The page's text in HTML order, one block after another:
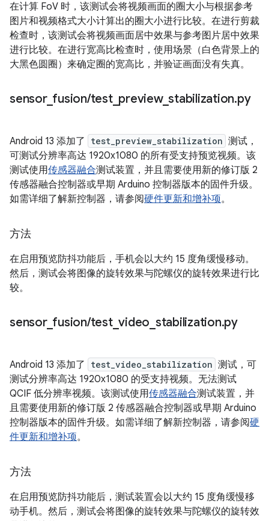
在计算 FoV 时，该测试会将视频画面的圈大小与根据参考
图片和视频格式大小计算出的圈大小进行比较。在进行剪裁
检查时，该测试会将视频画面居中效果与参考图片居中效果
进行比较。在进行宽高比检查时，使用场景（白色背景上的
大黑色圆圈）来确定圈的宽高比，并验证画面没有失真。
sensor_ fusion/test_ preview_stabilization.py
Android 13 添加了 test_preview_stabilization 测试，
可测试分辨率高达 1920x1080 的所有受支持预览视频。该
测试使用传感器融合测试装置，并且需要使用新的修订版 2
传感器融合控制器或早期 Arduino 控制器版本的固件升级。
如需详细了解新控制器，请参阅硬件更新和增补项。
方法
在启用预览防抖功能后，手机会以大约 15 度角缓慢移动。
然后，测试会将图像的旋转效果与陀螺仪的旋转效果进行比
较。
sensor_ fusion/test_video stabilization.py
Android 13 添加了 test_video_stabilization 测试，可
测试分辨率高达 1920x1080 的受支持视频。无法测试
QCIF 低分辨率视频。该测试使用传感器融合测试装置，并
且需要使用新的修订版 2 传感器融合控制器或早期 Arduino
控制器版本的固件升级。如需详细了解新控制器，请参阅硬
件更新和增补项。
方法
在启用预览防抖功能后，测试装置会以大约 15 度角缓慢移
动手机。然后，测试会将图像的旋转效果与陀螺仪的旋转效